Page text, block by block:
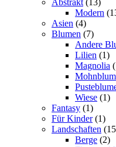
Abstrakt (13)
Modern
Asien (4)
Blumen (7)
Andere
Lilien (1)
Magnolia
Wiese (1)
Fantasy (1)
Für Kinder (1)
Landschaften
Berge (2)